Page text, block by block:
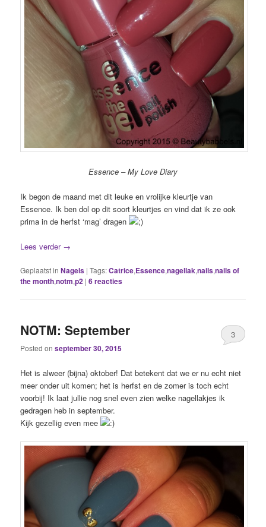
Essence – My Love Diary
Ik begon de maand met dit leuke en vrolijke kleurtje van
Essence. Ik ben dol op dit soort kleurtjes en vind dat ik ze ook
prima in de herfst ‘mag’ dragen
Lees verder →
Geplaatst in Nagels |Tags:Catrice,Essence,nagellak,nails,nails of
the month,notm,p2 |6reacties
NOTM: September
Posted onseptember 30, 2015
3
Het is alweer (bijna) oktober! Dat betekent dat we er nu echt niet
meer onder uit komen; het is herfst en de zomer is toch echt
voorbij! Ik laat jullie nog snel even zien welke nagellakjes ik
gedragen heb in september.
Kijk gezellig even mee